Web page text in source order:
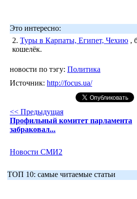
Это интересно:
2. Туры в Карпаты, Египет, Чехию ,
кошелёк.
новости по тэгу: Политика
Источник: http://focus.ua/
<< Предыдущая
Профильный комитет парламента
забраковал...
Новости СМИ2
ТОП 10: самые читаемые статьи